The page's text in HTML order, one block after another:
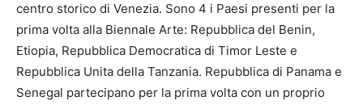
centro storico di Venezia. Sono 4 i Paesi presenti per la
prima volta alla Biennale Arte: Repubblica del Benin,
Etiopia, Repubblica Democratica di Timor Leste e
Repubblica Unita della Tanzania. Repubblica di Panama e
Senegal partecipano per la prima volta con un proprio